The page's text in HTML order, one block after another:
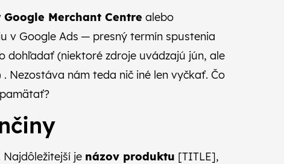
Google Merchant Centre alebo
v Google Ads — presný termín spustenia
dohľadať (niektoré zdroje uvádzajú jún, ale
Nezostáva nám teda nič iné len vyčkať. Čo
je názov produktu [TITLE],